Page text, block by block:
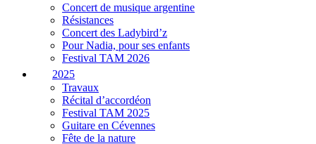
Concert de musique argentine
Résistances
Concert des Ladybird’z
Pour Nadia, pour ses enfants
Festival TAM 2026
2025
Travaux
Récital d’accordéon
Festival TAM 2025
Guitare en Cévennes
Fête de la nature